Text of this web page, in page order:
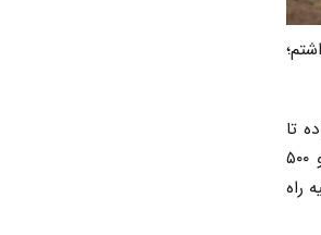
را به نجف برسانم و ۳، ۴ روزی پیاده تا
کربلا در کنار مواکب حسینی باشم، از مرز شلمچه وارد خاک عراق شدم؛ همان‌جایی که عراقی‌ها روز اول صفر راهپیمایی ۲۰ روزه و ۵۰۰
راه